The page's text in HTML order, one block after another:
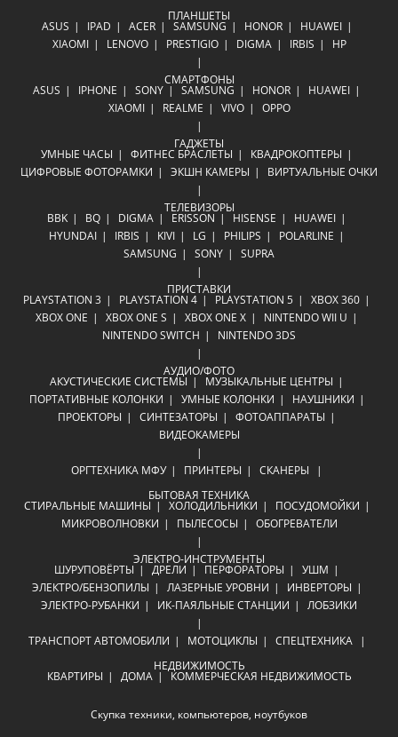
ПЛАНШЕТЫ
ASUS IPAD ACER SAMSUNG HONOR
HUAWEI
XIAOMI
LENOVO PRESTIGIO DIGMA IRBIS HP
СМАРТФОНЫ
ASUS IPHONE SONY SAMSUNG HONOR
HUAWEI
XIAOMI
REALME VIVO OPPO
ГАДЖЕТЫ
УМНЫЕ ЧАСЫ ФИТНЕС БРАСЛЕТЫ
КВАДРОКОПТЕРЫ
ЦИФРОВЫЕ ФОТОРАМКИ
ЭКШН КАМЕРЫ ВИРТУАЛЬНЫЕ ОЧКИ
ТЕЛЕВИЗОРЫ
BBK BQ DIGMA ERISSON HISENSE
HUAWEI
HYUNDAI
IRBIS KIVI LG PHILIPS
POLARLINE
SAMSUNG
SONY SUPRA
ПРИСТАВКИ
PLAYSTATION 3 PLAYSTATION 4 PLAYSTATION 5
XBOX 360
XBOX ONE
XBOX ONE S XBOX ONE X
NINTENDO WII U
NINTENDO SWITCH
NINTENDO 3DS
АУДИО/ФОТО
АКУСТИЧЕСКИЕ СИСТЕМЫ
МУЗЫКАЛЬНЫЕ ЦЕНТРЫ
ПОРТАТИВНЫЕ КОЛОНКИ
УМНЫЕ КОЛОНКИ
НАУШНИКИ
ПРОЕКТОРЫ
СИНТЕЗАТОРЫ
ФОТОАППАРАТЫ
ВИДЕОКАМЕРЫ
ОРГТЕХНИКА МФУ ПРИНТЕРЫ
СКАНЕРЫ
БЫТОВАЯ ТЕХНИКА
СТИРАЛЬНЫЕ МАШИНЫ ХОЛОДИЛЬНИКИ
ПОСУДОМОЙКИ
МИКРОВОЛНОВКИ
ПЫЛЕСОСЫ ОБОГРЕВАТЕЛИ
ЭЛЕКТРО-ИНСТРУМЕНТЫ
ШУРУПОВЁРТЫ ДРЕЛИ ПЕРФОРАТОРЫ
УШМ
ЭЛЕКТРО/БЕНЗОПИЛЫ
ЛАЗЕРНЫЕ УРОВНИ
ИНВЕРТОРЫ
ЭЛЕКТРО-РУБАНКИ
ИК-ПАЯЛЬНЫЕ СТАНЦИИ ЛОБЗИКИ
ТРАНСПОРТ АВТОМОБИЛИ МОТОЦИКЛЫ
СПЕЦТЕХНИКА
НЕДВИЖИМОСТЬ
КВАРТИРЫ ДОМА КОММЕРЧЕСКАЯ НЕДВИЖИМОСТЬ
Скупка техники, компьютеров, ноутбуков